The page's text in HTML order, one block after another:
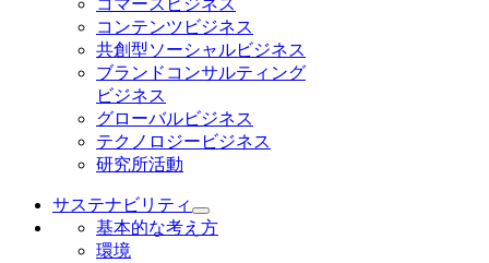
コマースビジネス
コンテンツビジネス
共創型ソーシャルビジネス
ブランドコンサルティング
ビジネス
グローバルビジネス
テクノロジービジネス
研究所活動
サステナビリティ
基本的な考え方
環境